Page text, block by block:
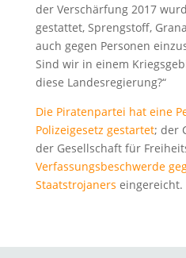
der Verschärfung 2017
gestattet, Sprengstoff,
auch gegen Personen
Sind wir in einem
diese Landesregierung?“
Die Piratenpartei hat eine
Polizeigesetz gestartet; der
der Gesellschaft für
Verfassungsbeschwerde
Staatstrojaners eingereicht.